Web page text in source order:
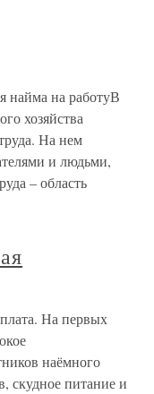
найма на работуВ
хозяйства
На нем
и людьми,
– область
На первых
наёмного
скудное питание и